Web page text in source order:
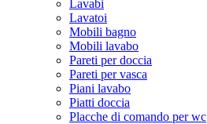
Lavabi
Lavatoi
Mobili bagno
Mobili lavabo
Pareti per doccia
Pareti per vasca
Piani lavabo
Piatti doccia
Placche di comando per wc